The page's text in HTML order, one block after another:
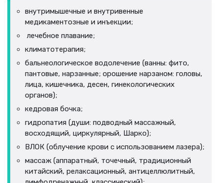
внутримышечные и внутривенные
медикаментозные и инъекции;
лечебное плавание;
климатотерапия;
бальнеологическое водолечение (ванны: фито,
пантовые, нарзанные; орошение нарзаном: головы,
лица, кишечника, десен, гинекологических
органов);
кедровая бочка;
гидропатия (души: подводный массажный,
восходящий, циркулярный, Шарко);
ВЛОК (облучение крови с использованием лазера);
массаж (аппаратный, точечный, традиционный
китайский, релаксационный, антицеллюлитный,